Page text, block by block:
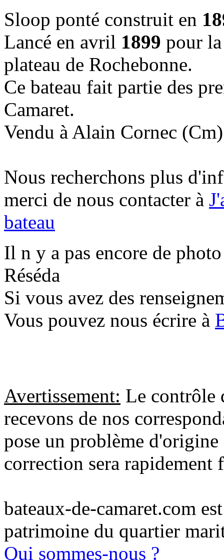
Sloop ponté construit en
Lancé en avril 1899 pour
plateau de Rochebonne.
Ce bateau fait partie des
Camaret.
Vendu à Alain Cornec
Nous recherchons plus
merci de nous contacter à
bateau
Il n y a pas encore de
Réséda
Si vous avez des
Vous pouvez nous écrire à
Avertissement: Le contrôle
recevons de nos
pose un problème
correction sera rapidement
bateaux-de-camaret.com
patrimoine du quartier
Qui sommes-nous ?